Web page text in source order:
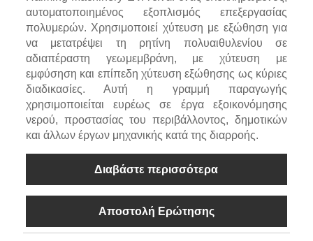
αυτοματοποιημένος εξοπλισμός επεξεργασίας
πολυμερών. Χρησιμοποιεί χύτευση με εξώθηση για
να μετατρέψει τη ρητίνη πολυαιθυλενίου σε
αδιαπέραστη γεωμεμβράνη, με χύτευση με
εμφύσηση και επίπεδη χύτευση εξώθησης ως κύριες
διαδικασίες. Αυτή η γραμμή παραγωγής
χρησιμοποιείται ευρέως σε έργα εξοικονόμησης
νερού, προστασίας του περιβάλλοντος, δημοτικών
και άλλων έργων μηχανικής κατά της διαρροής.
Διαβάστε περισσότερα
Αποστολή Ερώτησης